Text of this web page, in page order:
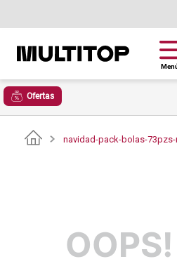
Ofertas
navidad-pack-bolas-
OOPS!